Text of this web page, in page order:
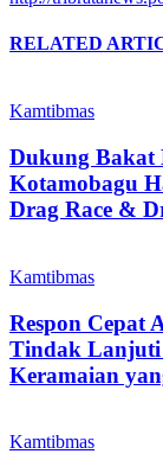
RELATED
Kamtibmas
Dukung Bakat
Kotamobagu
Drag Race &
Kamtibmas
Respon Cepat
Tindak Lanjuti
Keramaian
Kamtibmas